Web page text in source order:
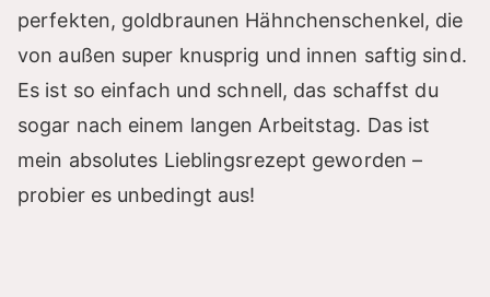
perfekten, goldbraunen Hähnchenschenkel, die
von außen super knusprig und innen saftig sind.
Es ist so einfach und schnell, das schaffst du
sogar nach einem langen Arbeitstag. Das ist
mein absolutes Lieblingsrezept geworden –
probier es unbedingt aus!